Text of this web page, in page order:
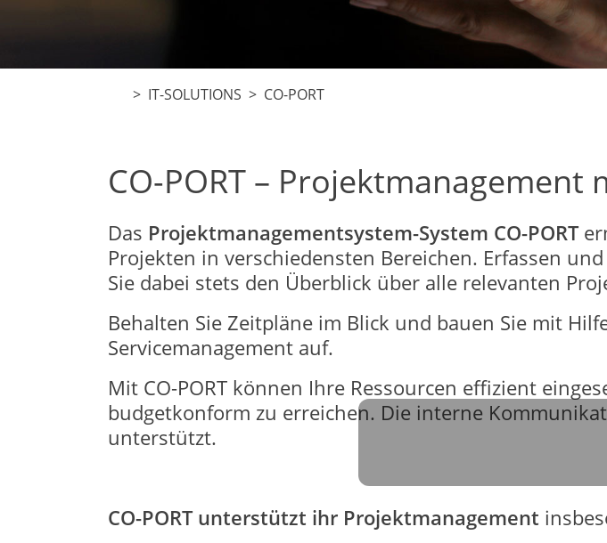
> IT-SOLUTIONS > CO-PORT
CO-PORT – Projektmanagement
Das Projektmanagementsystem-System CO-PORT
Projekten in verschiedensten Bereichen. Erfassen
Sie dabei stets den Überblick über alle relevanten
Behalten Sie Zeitpläne im Blick und bauen Sie mit
Servicemanagement auf.
Mit CO-PORT können Ihre Ressourcen effizient
budgetkonform zu erreichen. Die interne
unterstützt.
CO-PORT unterstützt ihr Projektmanagement